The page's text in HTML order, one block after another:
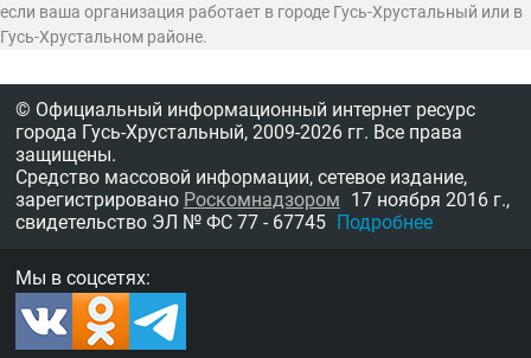
если ваша организация работает в городе Гусь-Хрустальный или в
Гусь-Хрустальном районе.
© Официальный информационный интернет ресурс
города Гусь-Хрустальный, 2009-2026 гг. Все права
защищены.
Средство массовой информации, сетевое издание,
зарегистрировано Роскомнадзором 17 ноября 2016 г.,
свидетельство ЭЛ № ФС 77 - 67745 Подробнее
Мы в соцсетях: